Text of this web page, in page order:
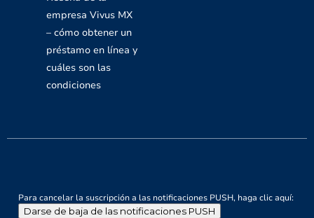
empresa Vivus MX
– cómo obtener un
préstamo en línea y
cuáles son las
condiciones
Para cancelar la suscripción a las notificaciones PUSH, haga clic aquí:
Darse de baja de las notificaciones PUSH